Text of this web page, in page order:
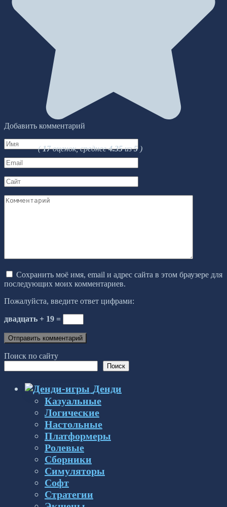
(17оценок, среднее4.35из5)
Добавить комментарий
Имя
*
Email
*
Сайт
Комментарий
Сохранить моё имя, email и адрес сайта в этом браузере для
последующих моих комментариев.
Пожалуйста, введите ответ цифрами:
двадцать + 19 =
Поиск по сайту
Поиск
Денди
Казуальные
Логические
Настольные
Платформеры
Ролевые
Сборники
Симуляторы
Софт
Стратегии